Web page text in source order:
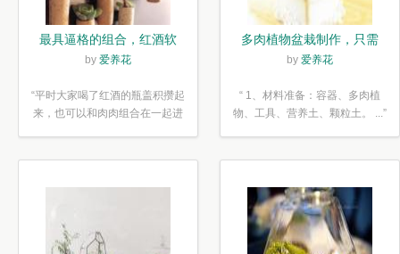
最具逼格的组合，红酒软
木塞diy多肉植物盆栽
by 爱养花
“平时大家喝了红酒的瓶盖积攒起
来，也可以和肉肉组合在一起进
多肉植物盆栽制作，只需
简单6步
by 爱养花
“ 1、材料准备：容器、多肉植
物、工具、营养土、颗粒土。 ...”